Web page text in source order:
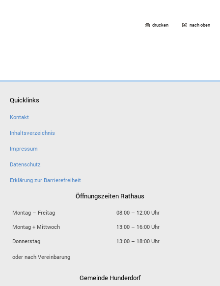
drucken nach oben
Quicklinks
Kontakt
Inhaltsverzeichnis
Impressum
Datenschutz
Erklärung zur Barrierefreiheit
Öffnungszeiten Rathaus
Montag – Freitag
08:00 – 12:00 Uhr
Montag + Mittwoch
13:00 – 16:00 Uhr
Donnerstag
13:00 – 18:00 Uhr
oder nach Vereinbarung
Gemeinde Hunderdorf